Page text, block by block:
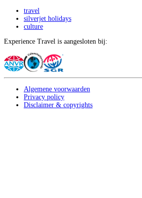
travel
silverjet holidays
culture
Experience Travel is aangesloten bij:
Algemene voorwaarden
Privacy policy
Disclaimer & copyrights